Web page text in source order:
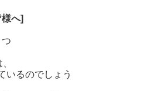
へ]
いるのでしょう